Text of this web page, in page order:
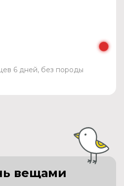
6 дней, без породы
вещами